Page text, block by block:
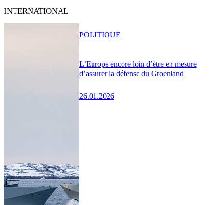
INTERNATIONAL
L’Europe encore loin d’être en mesure
d’assurer la défense du Groenland
26.01.2026
POLITIQUE